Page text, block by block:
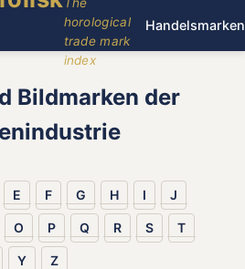
horological
trade mark
index
Handelsmarken
Bildmarken der
E F G H I J
O P Q R S T
Y Z